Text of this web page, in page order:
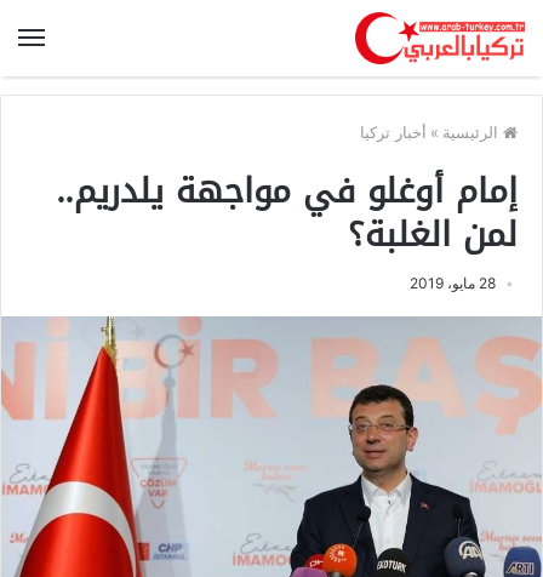
الرئيسية » أخبار تركيا
إمام أوغلو في مواجهة يلدريم..
لمن الغلبة؟
28 مايو، 2019